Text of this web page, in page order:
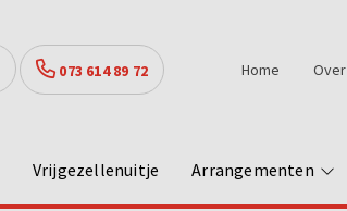
073 614 89 72 Home
Vrijgezellenuitje Arrangementen